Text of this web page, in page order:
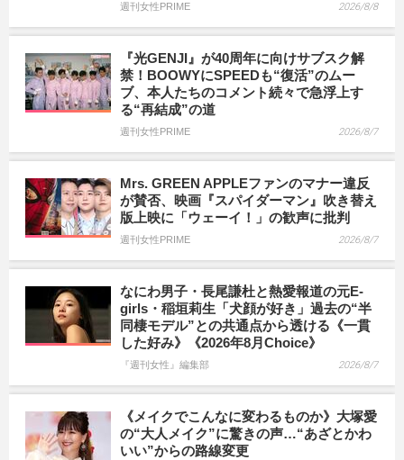
週刊女性PRIME 2026/8/8
『光GENJI』が40周年に向けサブスク解
禁！BOOWYにSPEEDも“復活”のムー
ブ、本人たちのコメント続々で急浮上す
る“再結成”の道
週刊女性PRIME 2026/8/7
Mrs. GREEN APPLEファンのマナー違反
が賛否、映画『スパイダーマン』吹き替え
版上映に「ウェーイ！」の歓声に批判
週刊女性PRIME 2026/8/7
なにわ男子・長尾謙杜と熱愛報道の元E-
girls・稲垣莉生「犬顔が好き」過去の“半
同棲モデル”との共通点から透ける《一貫
した好み》《2026年8月Choice》
『週刊女性』編集部 2026/8/7
《メイクでこんなに変わるものか》大塚愛
の“大人メイク”に驚きの声…“あざとかわ
いい”からの路線変更